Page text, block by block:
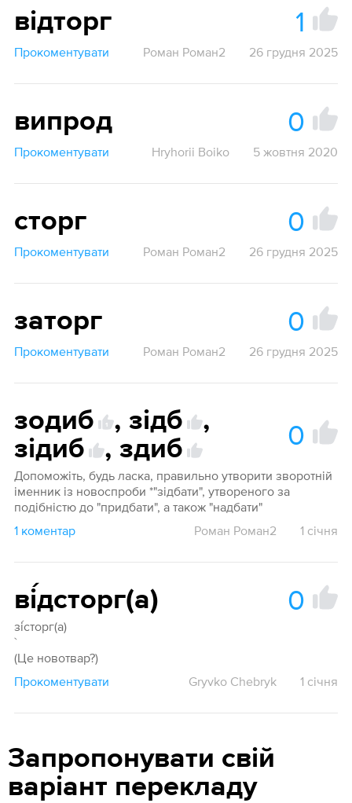
відторг 1
Прокоментувати Роман Роман2 26 грудня 2025
випрод 0
Прокоментувати Hryhorii Boiko 5 жовтня 2020
сторг 0
Прокоментувати Роман Роман2 26 грудня 2025
заторг 0
Прокоментувати Роман Роман2 26 грудня 2025
зодиб , зідб
,
зідиб
, здиб 0
Допоможіть, будь ласка, правильно утворити зворотній
іменник із новоспроби *"зідбати", утвореного за
подібністю до "придбати", а також "надбати"
1 коментар
Роман Роман2 1 січня
ві́дсторг(а) 0
зі́сторг(а)
`
(Це новотвар?)
Прокоментувати
Gryvko Chebryk 1 січня
Запропонувати свій
варіант перекладу